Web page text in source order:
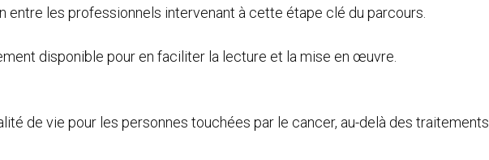
entre les professionnels intervenant à cette étape clé du parcours.
disponible pour en faciliter la lecture et la mise en œuvre.
de vie pour les personnes touchées par le cancer, au-delà des traitements.